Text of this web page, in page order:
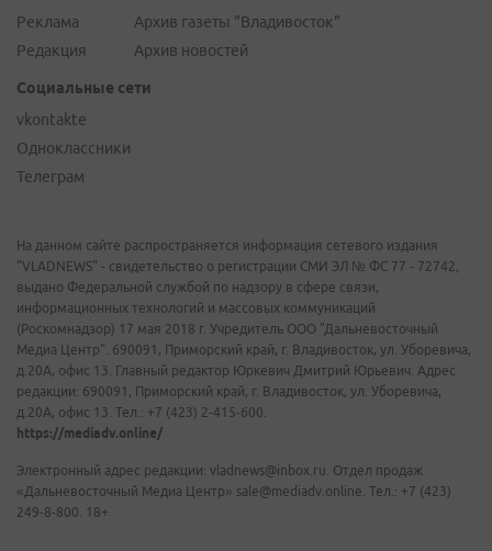
Реклама
Редакция
Архив газеты "Владивосток"
Архив новостей
Социальные сети
vkontakte
Одноклассники
Телеграм
На данном сайте распространяется информация сетевого издания
"VLADNEWS" - свидетельство о регистрации СМИ ЭЛ № ФС 77 - 72742,
выдано Федеральной службой по надзору в сфере связи,
информационных технологий и массовых коммуникаций
(Роскомнадзор) 17 мая 2018 г. Учредитель ООО "Дальневосточный
Медиа Центр". 690091, Приморский край, г. Владивосток, ул. Уборевича,
д.20А, офис 13. Главный редактор Юркевич Дмитрий Юрьевич. Адрес
редакции: 690091, Приморский край, г. Владивосток, ул. Уборевича,
д.20А, офис 13. Тел.: +7 (423) 2-415-600.
https://mediadv.online/
Электронный адрес редакции: vladnews@inbox.ru. Отдел продаж
«Дальневосточный Медиа Центр» sale@mediadv.online. Тел.: +7 (423)
249-8-800. 18+